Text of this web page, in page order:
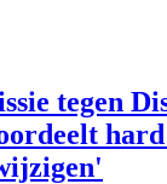
tegen